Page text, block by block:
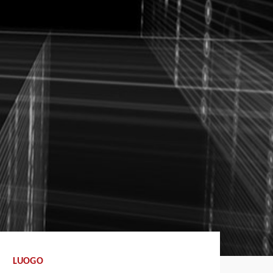
LUOGO